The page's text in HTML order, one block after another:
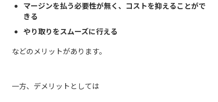
マージンを払う必要性が無く、コストを抑えることがで
きる
やり取りをスムーズに行える
などのメリットがあります。
一方、デメリットとしては